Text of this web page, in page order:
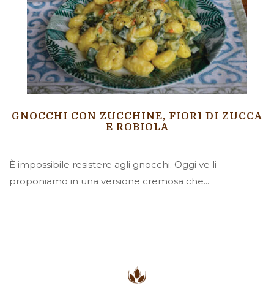
GNOCCHI CON ZUCCHINE, FIORI DI ZUCCA
E ROBIOLA
È impossibile resistere agli gnocchi. Oggi ve li
proponiamo in una versione cremosa che...